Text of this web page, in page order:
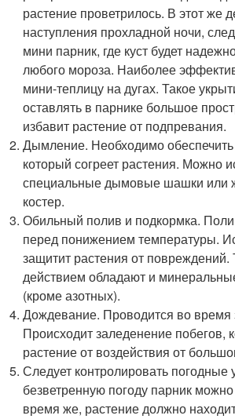
растение проветрилось. В этот же
наступления прохладной ночи,
мини парник, где куст будет
любого мороза. Наиболее
мини-теплицу на дугах. Такое
оставлять в парнике большое
избавит растение от подпревания.
Дымление. Необходимо
который согреет растения. Можно
специальные дымовые шашки или
костер.
Обильный полив и подкормка.
перед понижением температуры.
защитит растения от
действием обладают и
(кроме азотных).
Дождевание. Проводится во время
Происходит заледенение побегов,
растение от воздействия от
Следует контролировать погодные
безветренную погоду парник
время же, растение должно